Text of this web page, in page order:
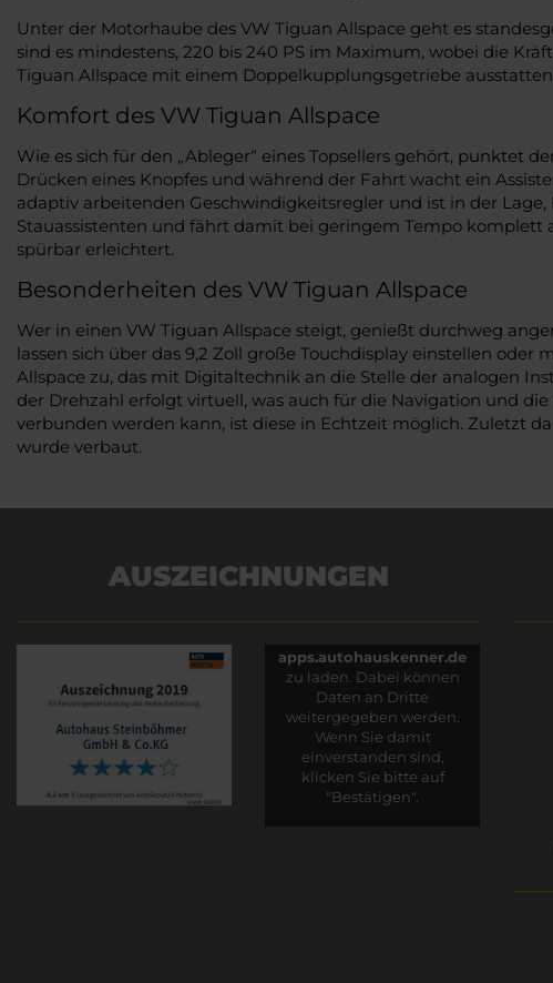
Unter der Motorhaube des VW Tiguan Allspace geht es
sind es mindestens, 220 bis 240 PS im Maximum, wobei die
Tiguan Allspace mit einem Doppelkupplungsgetriebe
Komfort des VW Tiguan Allspace
Wie es sich für den „Ableger“ eines Topsellers gehört, punktet
Drücken eines Knopfes und während der Fahrt wacht ein
adaptiv arbeitenden Geschwindigkeitsregler und ist in der
Stauassistenten und fährt damit bei geringem Tempo
spürbar erleichtert.
Besonderheiten des VW Tiguan Allspace
Wer in einen VW Tiguan Allspace steigt, genießt durchweg
lassen sich über das 9,2 Zoll große Touchdisplay einstellen
Allspace zu, das mit Digitaltechnik an die Stelle der analogen
der Drehzahl erfolgt virtuell, was auch für die Navigation und
verbunden werden kann, ist diese in Echtzeit möglich. Zuletzt
wurde verbaut.
AUSZEICHNUNGEN
apps.autohauskenner.de
zu laden. Dabei können
Daten an Dritte
weitergegeben werden.
Wenn Sie damit
einverstanden sind,
klicken Sie bitte auf
"Bestätigen".